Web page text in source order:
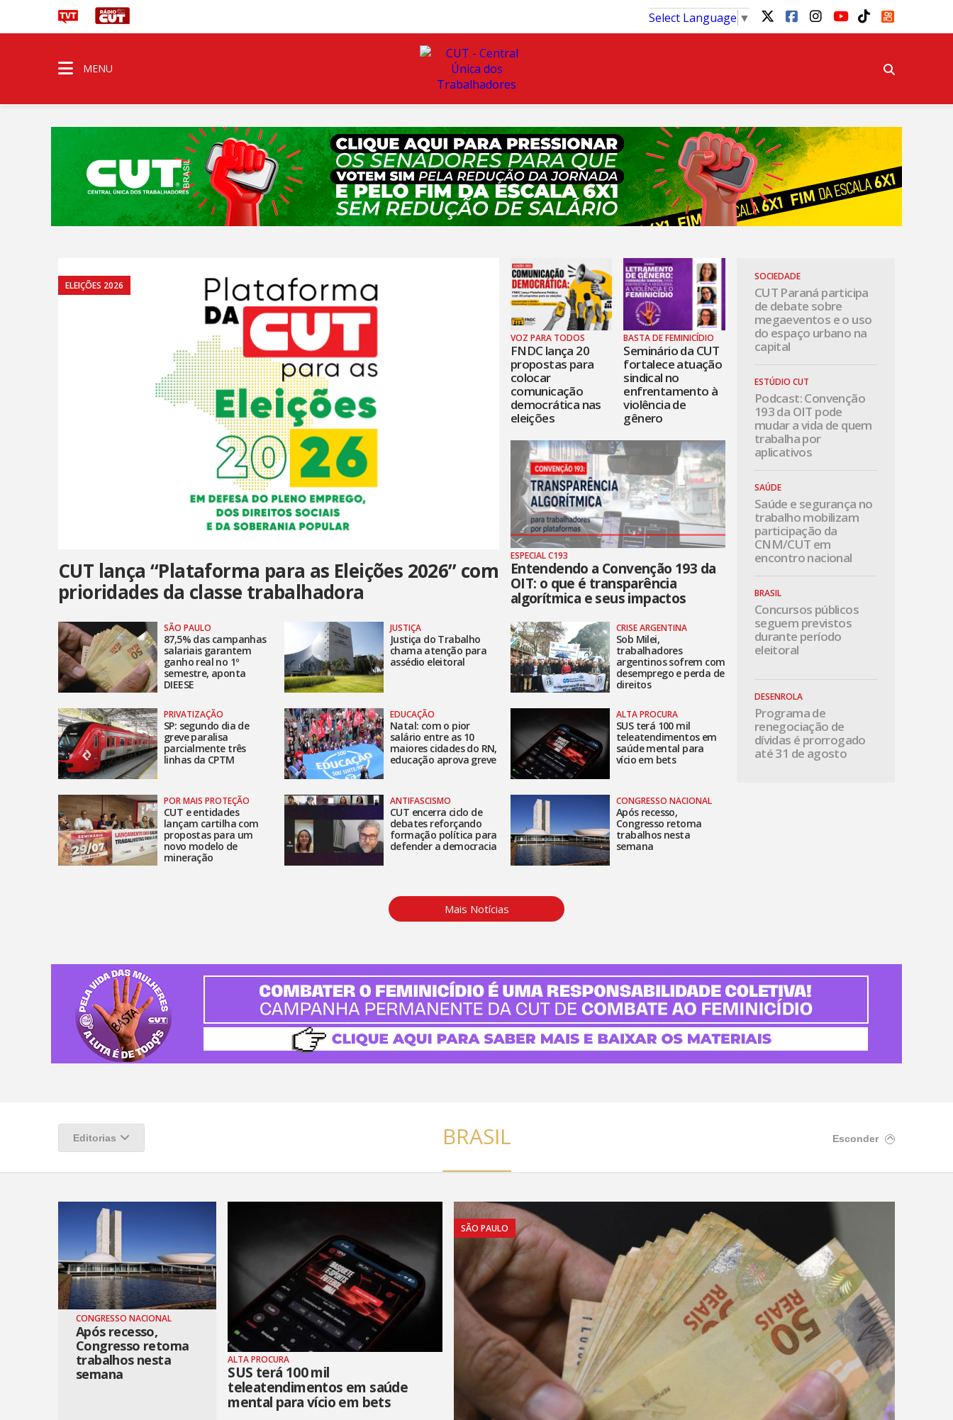
Select Language ▼
MENU
ELEIÇÕES 2026
CUT lança “Plataforma para as Eleições 2026” com
prioridades da classe trabalhadora
VOZ PARA TODOS
FNDC lança 20
propostas para
colocar
comunicação
democrática nas
eleições
BASTA DE FEMINICÍDIO
Seminário da CUT
fortalece atuação
sindical no
enfrentamento à
violência de
gênero
ESPECIAL C193
Entendendo a Convenção 193 da
OIT: o que é transparência
algorítmica e seus impactos
SÃO PAULO
87,5% das campanhas
salariais garantem
ganho real no 1º
semestre, aponta
DIEESE
JUSTIÇA
Justiça do Trabalho
chama atenção para
assédio eleitoral
CRISE ARGENTINA
Sob Milei,
trabalhadores
argentinos sofrem com
desemprego e perda de
direitos
PRIVATIZAÇÃO
SP: segundo dia de
greve paralisa
parcialmente três
linhas da CPTM
EDUCAÇÃO
Natal: com o pior
salário entre as 10
maiores cidades do RN,
educação aprova greve
ALTA PROCURA
SUS terá 100 mil
teleatendimentos em
saúde mental para
vício em bets
POR MAIS PROTEÇÃO
CUT e entidades
lançam cartilha com
propostas para um
novo modelo de
mineração
ANTIFASCISMO
CUT encerra ciclo de
debates reforçando
formação política para
defender a democracia
CONGRESSO NACIONAL
Após recesso,
Congresso retoma
trabalhos nesta
semana
SOCIEDADE
CUT Paraná participa
de debate sobre
megaeventos e o uso
do espaço urbano na
capital
ESTÚDIO CUT
Podcast: Convenção
193 da OIT pode
mudar a vida de quem
trabalha por
aplicativos
SAÚDE
Saúde e segurança no
trabalho mobilizam
participação da
CNM/CUT em
encontro nacional
BRASIL
Concursos públicos
seguem previstos
durante período
eleitoral
DESENROLA
Programa de
renegociação de
dívidas é prorrogado
até 31 de agosto
Mais Notícias
Editorias BRASIL Esconder
CONGRESSO NACIONAL
Após recesso,
Congresso retoma
trabalhos nesta
semana
ALTA PROCURA
SUS terá 100 mil
teleatendimentos em saúde
mental para vício em bets
SÃO PAULO